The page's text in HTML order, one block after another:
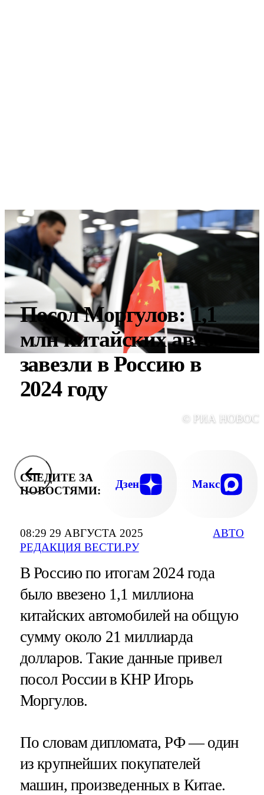
08:29 29 АВГУСТА 2025
РЕДАКЦИЯ ВЕСТИ.РУ
АВТО
Посол Моргулов: 1,1
млн китайских авто
завезли в Россию в
2024 году
© РИА
СЛЕДИТЕ ЗА
НОВОСТЯМИ:
Дзен Макс
В Россию по итогам 2024 года
было ввезено 1,1 миллиона
китайских автомобилей на общую
сумму около 21 миллиарда
долларов. Такие данные привел
посол России в КНР Игорь
Моргулов.
По словам дипломата, РФ — один
из крупнейших покупателей
машин, произведенных в Китае.